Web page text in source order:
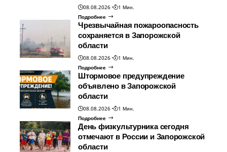
08.08.2026
1 Мин.
Подробнее
Чрезвычайная пожароопасность
сохраняется в Запорожской
области
08.08.2026
1 Мин.
Подробнее
Штормовое предупреждение
объявлено в Запорожской
области
08.08.2026
1 Мин.
Подробнее
День физкультурника сегодня
отмечают в России и Запорожской
области